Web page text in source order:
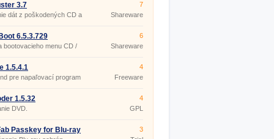
3.7
dát z poškodených CD a
7
Shareware
6.5.3.729
bootovacieho menu CD /
6
Shareware
1.5.4.1
pre napaľovací program
4
Freeware
1.5.32
DVD.
4
GPL
Passkey for Blu-ray
3